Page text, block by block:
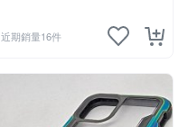
近期銷量16件